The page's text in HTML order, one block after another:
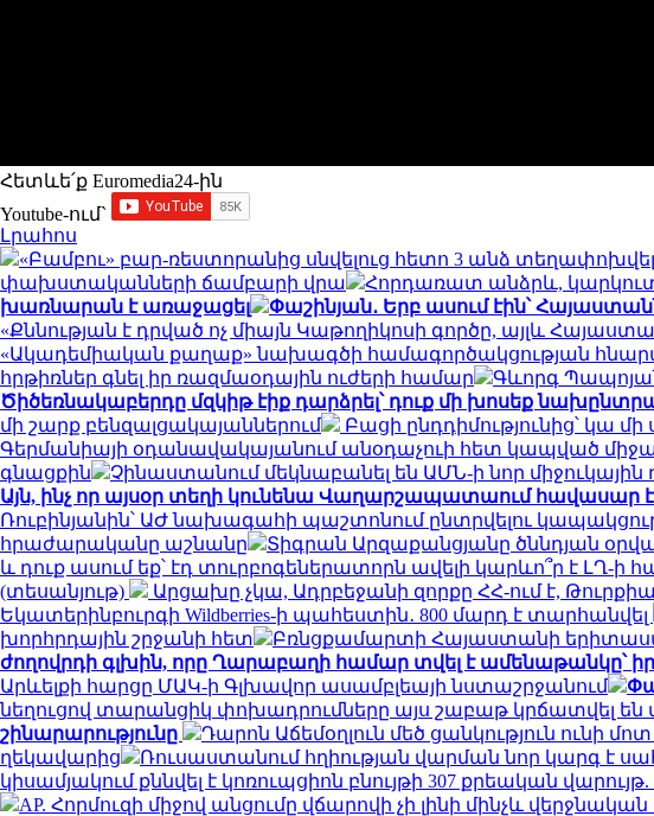
Հետևե՛ք Euromedia24-ին
Youtube-ում`
Լրահոս
«Բամբու» բար-ռեստորանից սնվելուց հետո 3 անձ
փախստականների ճամբարի վրա
Հորդառատ անձրև,
խառնարան է առաջացել
Փաշինյան․ Երբ ասում էին՝
«Քննության է դրված ոչ միայն Կաթողիկոսի գործը, այլև
«Ակադեմիական քաղաք» նախագծի համագործակցության
հրթիռներ գնել իր ռազմաօդային ուժերի համար
Գևորգ
Ծիծեռնակաբերդը մզկիթ էիք դարձրել՝ դուք մի խոսեք
մի շարք բենզալցակայաններում
Բացի ընդդիմությունից՝ կա մի
Գերմանիայի օդանավակայանում անօդաչուի հետ կապված
գնացքին
Չինաստանում մեկնաբանել են ԱՄՆ-ի նոր միջուկային
Այն, ինչ որ այսօր տեղի կունենա Վաղարշապատաում հավասար
Ռուբինյանին՝ ԱԺ նախագահի պաշտոնում ընտրվելու
հրաժարականը աշնանը
Տիգրան Արզաքանցյանը ծննդյան
և դուք ասում եք՝ էդ տուրբոգեներատորն ավելի կարևո՞ր է ԼՂ-ի
(տեսանյութ)
Արցախը չկա, Ադրբեջանի զորքը ՀՀ-ում է,
Եկատերինբուրգի Wildberries-ի պահեստին․ 800 մարդ է տարհանվել
խորհրդային շրջանի հետ
Բռնցքամարտի Հայաստանի
ժողովրդի գլխին, որը Ղարաբաղի համար տվել է ամենաթանկը՝
Արևելքի հարցը ՄԱԿ-ի Գլխավոր ասամբլեայի նստաշրջանում
նեղուցով տարանցիկ փոխադրումները այս շաբաթ կրճատվել են
շինարարությունը
Դարոն Աճեմօղլուն մեծ ցանկություն ունի
ղեկավարից
Ռուսաստանում հղիության վարման նոր կարգ է
կիսամյակում քննվել է կոռուպցիոն բնույթի 307 քրեական
AP. Հորմուզի միջով անցումը վճարովի չի լինի մինչև